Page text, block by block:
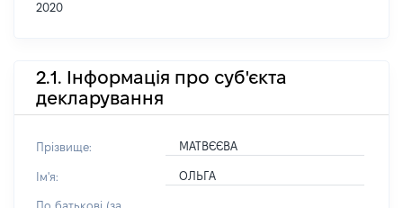
2020
2.1. Інформація про суб'єкта
декларування
Прізвище: МАТВЄЄВА
Ім'я: ОЛЬГА
По батькові (за